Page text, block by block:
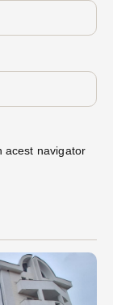
acest navigator